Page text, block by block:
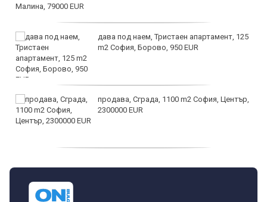
дава под наем, Тристаен апартамент, 125
m2 София, Борово, 950 EUR
продава, Сграда, 1100 m2 София, Център,
2300000 EUR